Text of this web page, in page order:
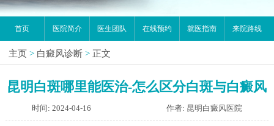
首页 医院简介 医生团队 在线预约 就医指南 来院路线
主页 > 白癜风诊断 > 正文
昆明白斑哪里能医治-怎么区分白斑与白癜风
时间: 2024-04-16 作者: 昆明白癜风医院